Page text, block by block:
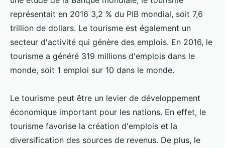
représentait en 2016 3,2 % du PIB mondial, soit 7,6
trillion de dollars. Le tourisme est également un
secteur d'activité qui génère des emplois. En 2016, le
tourisme a généré 319 millions d'emplois dans le
monde, soit 1 emploi sur 10 dans le monde.
Le tourisme peut être un levier de développement
économique important pour les nations. En effet, le
tourisme favorise la création d'emplois et la
diversification des sources de revenus. De plus, le